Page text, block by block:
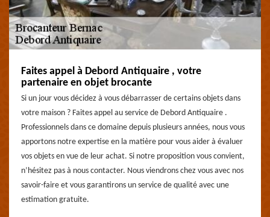
Faites appel à Debord Antiquaire , votre
partenaire en objet brocante
Si un jour vous décidez à vous débarrasser de certains objets dans
votre maison ? Faites appel au service de Debord Antiquaire .
Professionnels dans ce domaine depuis plusieurs années, nous vous
apportons notre expertise en la matière pour vous aider à évaluer
vos objets en vue de leur achat. Si notre proposition vous convient,
n’hésitez pas à nous contacter. Nous viendrons chez vous avec nos
savoir-faire et vous garantirons un service de qualité avec une
estimation gratuite.